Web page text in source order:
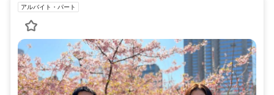
アルバイト・パート